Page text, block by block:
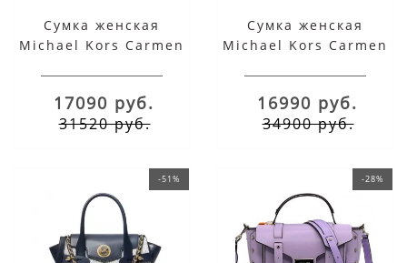
Сумка женская
Michael Kors Carmen
17090 руб.
31520 руб.
Сумка женская
Michael Kors Carmen
16990 руб.
34900 руб.
-51% -28%